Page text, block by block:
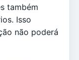
também
Isso
não poderá